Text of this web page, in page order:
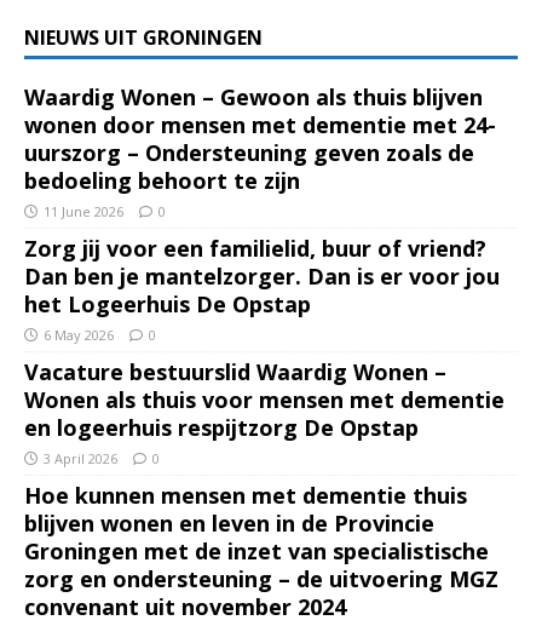
NIEUWS UIT GRONINGEN
Waardig Wonen – Gewoon als thuis blijven
wonen door mensen met dementie met 24-
uurszorg – Ondersteuning geven zoals de
bedoeling behoort te zijn
11 June 2026 0
Zorg jij voor een familielid, buur of vriend?
Dan ben je mantelzorger. Dan is er voor jou
het Logeerhuis De Opstap
6 May 2026 0
Vacature bestuurslid Waardig Wonen –
Wonen als thuis voor mensen met dementie
en logeerhuis respijtzorg De Opstap
3 April 2026 0
Hoe kunnen mensen met dementie thuis
blijven wonen en leven in de Provincie
Groningen met de inzet van specialistische
zorg en ondersteuning – de uitvoering MGZ
convenant uit november 2024